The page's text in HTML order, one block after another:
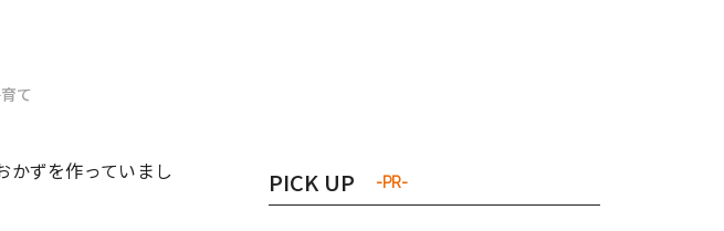
て
かずを作っていまし
PICK UP -PR-